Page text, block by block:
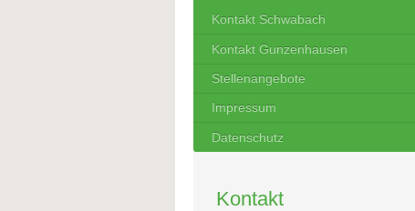
Kontakt Schwabach
Kontakt Gunzenhausen
Stellenangebote
Impressum
Datenschutz
Kontakt